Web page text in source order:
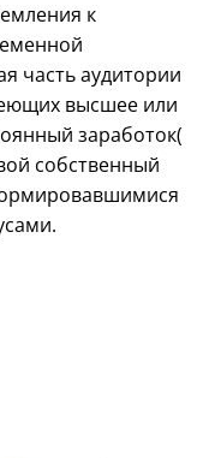
к
часть аудитории
высшее или
заработок(
собственный